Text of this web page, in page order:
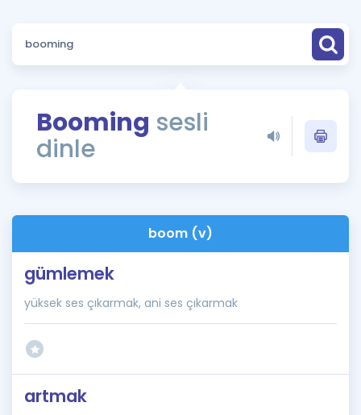
Sözlük
Rehberlik Aracı
ÖSYM Sınav Takvimi
İngilizce Gramer
Hakkımızda
Booming sesli
dinle
boom (v)
gümlemek
yüksek ses çıkarmak, ani ses çıkarmak
artmak